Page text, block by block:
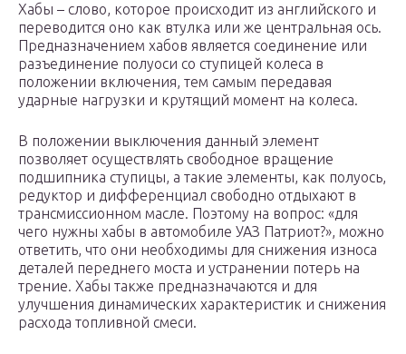
Хабы – слово, которое происходит из английского и
переводится оно как втулка или же центральная ось.
Предназначением хабов является соединение или
разъединение полуоси со ступицей колеса в
положении включения, тем самым передавая
ударные нагрузки и крутящий момент на колеса.
В положении выключения данный элемент
позволяет осуществлять свободное вращение
подшипника ступицы, а такие элементы, как полуось,
редуктор и дифференциал свободно отдыхают в
трансмиссионном масле. Поэтому на вопрос: «для
чего нужны хабы в автомобиле УАЗ Патриот?», можно
ответить, что они необходимы для снижения износа
деталей переднего моста и устранении потерь на
трение. Хабы также предназначаются и для
улучшения динамических характеристик и снижения
расхода топливной смеси.